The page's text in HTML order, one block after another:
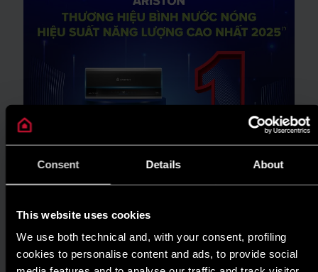
Consent Details About
This website uses cookies
We use both technical and, with your consent, profiling
cookies to personalise content and ads, to provide social
TIN TỨC